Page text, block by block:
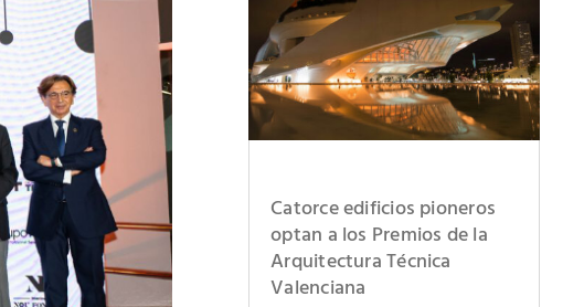
Catorce edificios pioneros
optan a los Premios de la
Arquitectura Técnica
Valenciana